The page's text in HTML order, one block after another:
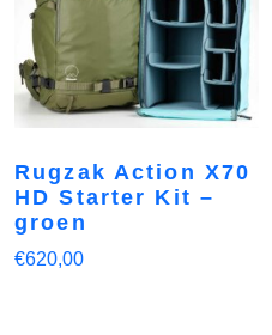
Rugzak Action X70
HD Starter Kit –
groen
€620,00